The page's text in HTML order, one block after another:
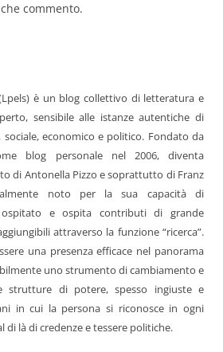
commento.
è un blog collettivo di letteratura e
sensibile alle istanze autentiche di
economico e politico. Fondato da
blog personale nel 2006, diventa
di Antonella Pizzo e soprattutto di Franz
noto per la sua capacità di
ospitato e ospita contributi di grande
attraverso la funzione “ricerca”.
una presenza efficace nel panorama
uno strumento di cambiamento e
strutture di potere, spesso ingiuste e
in cui la persona si riconosce in ogni
di là di credenze e tessere politiche.